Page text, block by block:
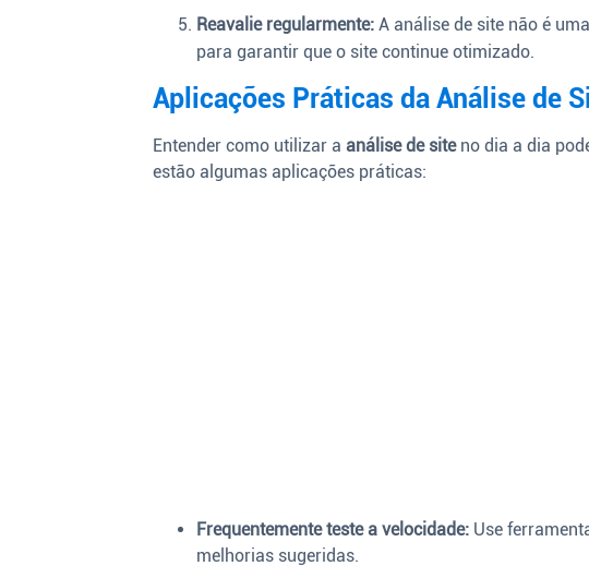
Reavalie regularmente: A análise de site não é
para garantir que o site continue otimizado.
Aplicações Práticas da Análise de
Entender como utilizar a análise de siteno dia a dia
estão algumas aplicações práticas:
Frequentemente teste a velocidade: Use
melhorias sugeridas.